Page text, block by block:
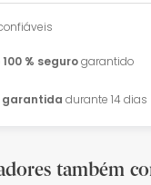
100 % segurogarantido
garantida durante 14 dias
também